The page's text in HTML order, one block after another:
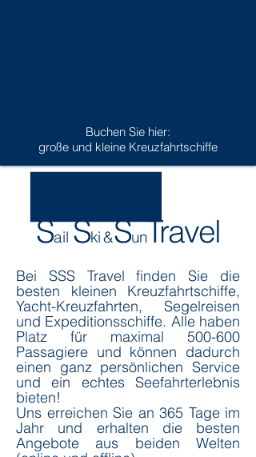
Buchen Sie hier:
große und kleine Kreuzfahrtschiffe
Sail Ski &SunTravel
Bei SSS Travel finden Sie die
besten kleinen Kreuzfahrtschiffe,
Yacht-Kreuzfahrten, Segelreisen
und Expeditionsschiffe. Alle haben
Platz für maximal 500-600
Passagiere und können dadurch
einen ganz persönlichen Service
und ein echtes Seefahrterlebnis
bieten!
Uns erreichen Sie an 365 Tage im
Jahr und erhalten die besten
Angebote aus beiden Welten